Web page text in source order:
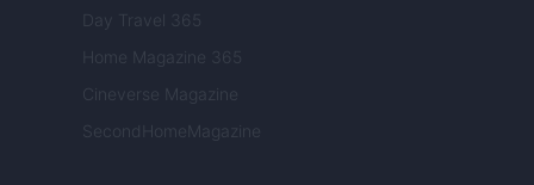
Day Travel 365
Home Magazine 365
Cineverse Magazine
SecondHomeMagazine